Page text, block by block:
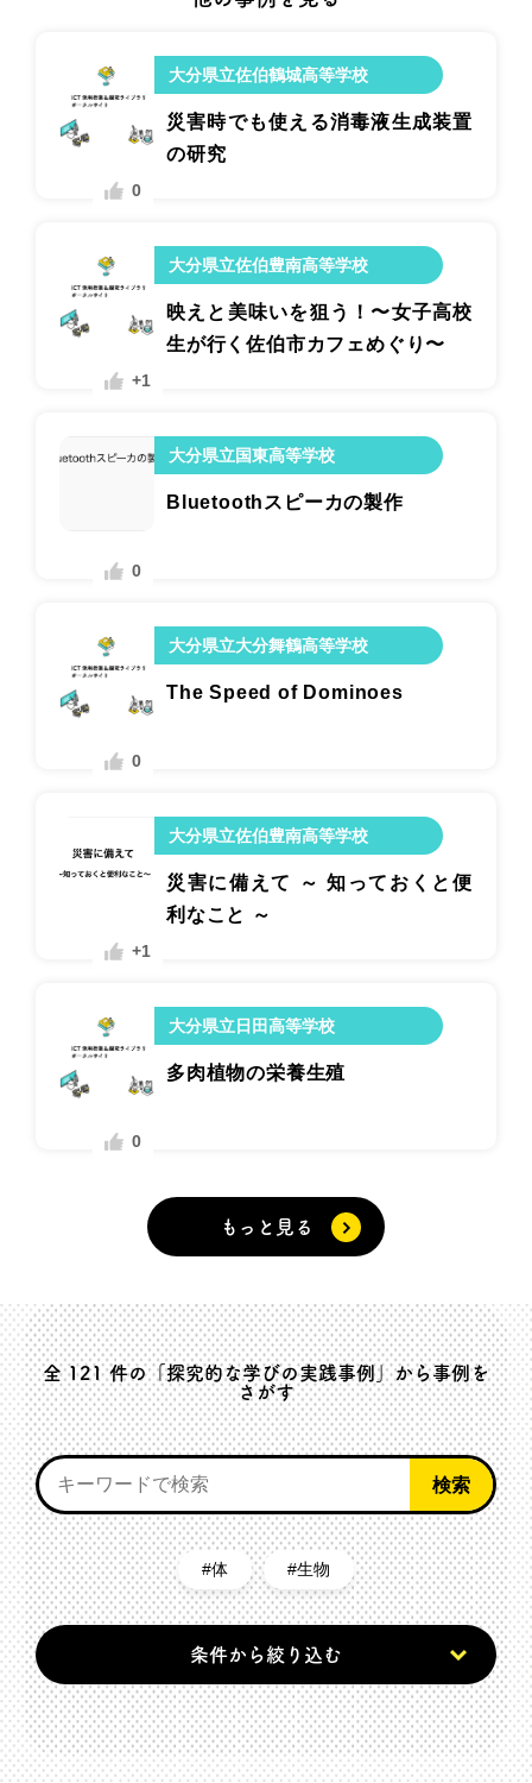
大分県立佐伯鶴城高等学校
0
災害時でも使える消毒液生成装置
の研究
大分県立佐伯豊南高等学校
+1
映えと美味いを狙う！〜女子高校
生が行く佐伯市カフェめぐり〜
大分県立国東高等学校
0
Bluetoothスピーカの製作
大分県立大分舞鶴高等学校
0
The Speed of Dominoes
大分県立佐伯豊南高等学校
+1
災害に備えて ～ 知っておくと便
利なこと ～
大分県立日田高等学校
0
多肉植物の栄養生殖
もっと見る
全121件の「探究的な学びの実践事例」から事例を
さがす
体 生物
条件から絞り込む